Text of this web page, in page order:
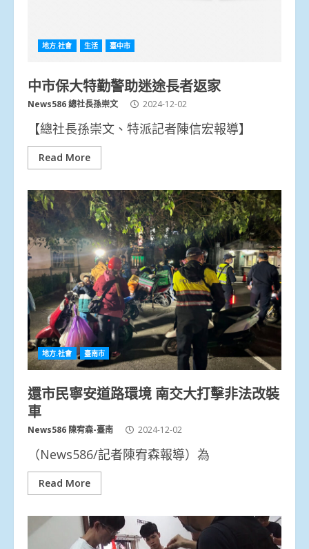
地方.社會 生活 臺中市
中市保大特勤警助迷途長者返家
News586 總社長孫崇文 2024-12-02
【總社長孫崇文、特派記者陳信宏報導】
Read More
地方.社會 臺南市
還市民寧安道路環境 南交大打擊非法改裝
車
News586 陳宥森-臺南 2024-12-02
（News586/記者陳宥森報導）為
Read More